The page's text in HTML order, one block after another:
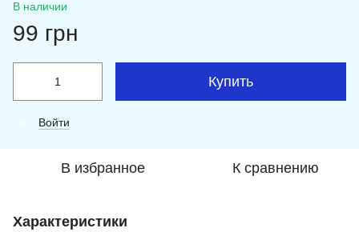
В наличии
99 грн
Купить
Войти
В избранное К сравнению
Характеристики